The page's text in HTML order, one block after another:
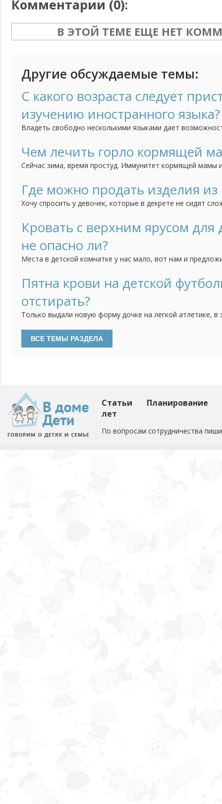
Комментарии (0):
В ЭТОЙ ТЕМЕ ЕЩЕ НЕТ
Другие обсуждаемые темы:
С какого возраста следует
изучению иностранного языка?
Владеть свободно несколькими языками дает
преимущества для получения образования и интересной
5-ти лет ребенок способен усвоить в разы больше
Чем лечить горло кормящей
Сейчас зима, время простуд. Иммунитет кормящей мамы
Если болит горло (к тому же часто), как его лечить и
лекарства не предназначены "для беременных и
Где можно продать изделия из
Хочу спросить у девочек, которые в декрете не сидят
группе, но пока никаких успехов по продаже нет.
продаете ручной работы. Если нельзя оставлять ссылки,
Кровать с верхним ярусом
не опасно ли?
Места в детской комнатке у нас мало, вот нам и
только в том, насколько она должна быть безопасной.
но я опасаюсь, действительно ли она безопасна. Кому
Пятна крови на детской
отстирать?
Только выдали новую форму дочке на легкой атлетике,
Статьи
Планирование
лет
По вопросам сотрудничества